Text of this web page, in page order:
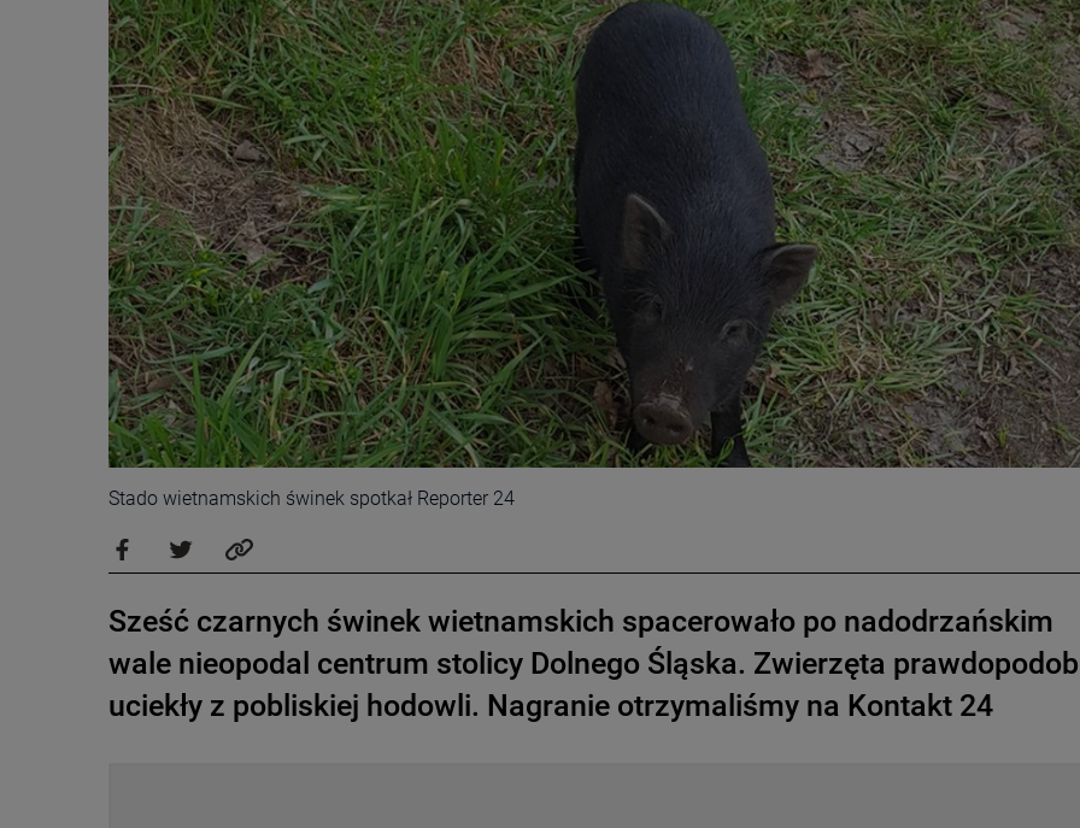
Stado wietnamskich świnek spotkał Reporter 24
Sześć czarnych świnek wietnamskich spacerowało po nadodrzańskim
wale nieopodal centrum stolicy Dolnego Śląska. Zwierzęta
uciekły z pobliskiej hodowli. Nagranie otrzymaliśmy na Kontakt 24